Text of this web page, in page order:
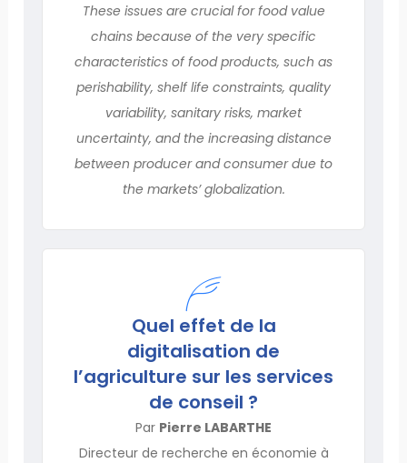
These issues are crucial for food value
chains because of the very specific
characteristics of food products, such as
perishability, shelf life constraints, quality
variability, sanitary risks, market
uncertainty, and the increasing distance
between producer and consumer due to
the markets’ globalization.
Quel effet de la
digitalisation de
l’agriculture sur les services
de conseil ?
Par Pierre LABARTHE
Directeur de recherche en économie à